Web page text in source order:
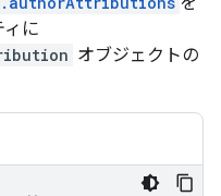
ィに
オブジェクトの